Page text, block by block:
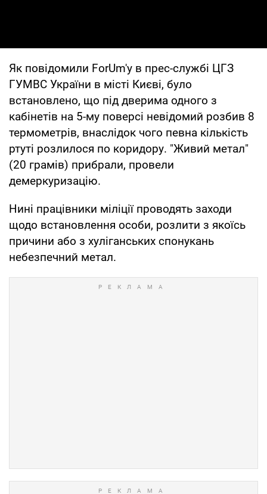
Як повідомили ForUm'у в прес-службі ЦГЗ
ГУМВС України в місті Києві, було
встановлено, що під дверима одного з
кабінетів на 5-му поверсі невідомий розбив 8
термометрів, внаслідок чого певна кількість
ртуті розлилося по коридору. "Живий метал"
(20 грамів) прибрали, провели
демеркуризацію.
Нині працівники міліції проводять заходи
щодо встановлення особи, розлити з якоїсь
причини або з хуліганських спонукань
небезпечний метал.